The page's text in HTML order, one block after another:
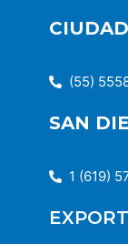
(55)
SAN
1 (619)